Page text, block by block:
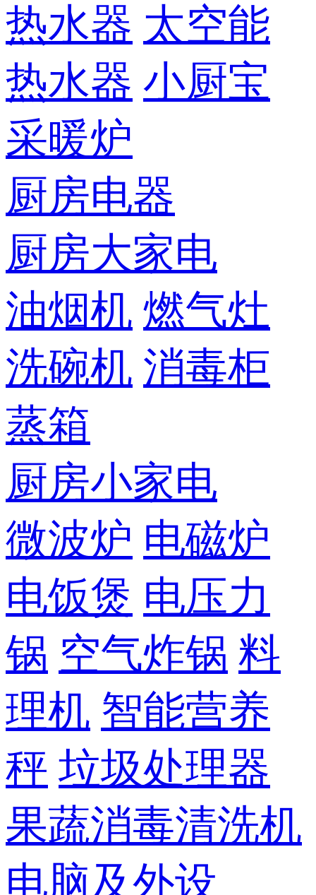
热水器 太空能
热水器 小厨宝
采暖炉
厨房电器
厨房大家电
油烟机 燃气灶
洗碗机 消毒柜
蒸箱
厨房小家电
微波炉 电磁炉
电饭煲 电压力
锅 空气炸锅 料
理机 智能营养
秤 垃圾处理器
果蔬消毒清洗机
电脑及外设